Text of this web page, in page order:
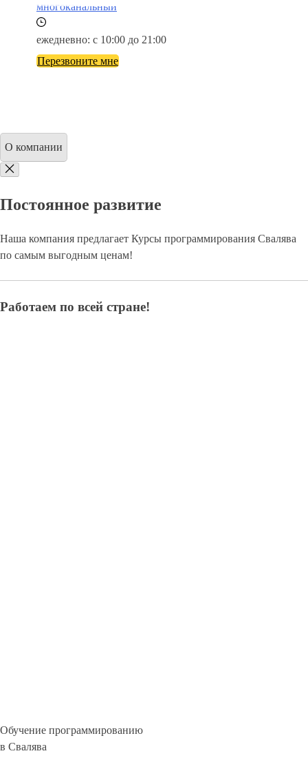
многоканальный
ежедневно: с 10:00 до 21:00
Перезвоните мне
О компании
Постоянное развитие
Наша компания предлагает Курсы программирования Свалява
по самым выгодным ценам!
Работаем по всей стране!
Обучение программированию
в Свалява